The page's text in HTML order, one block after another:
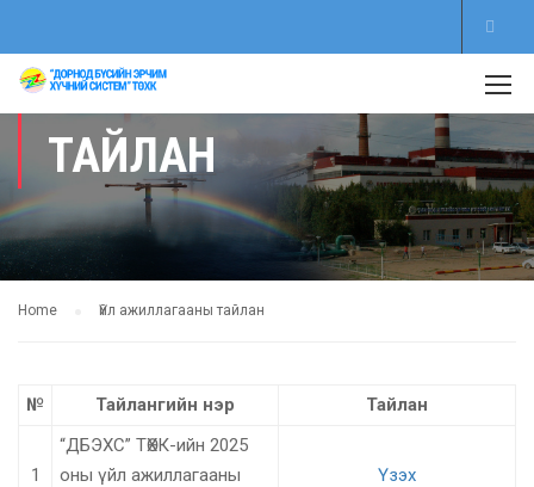
ҮЙЛ АЖИЛЛАГААНЫ
ТАЙЛАН
Home Үйл ажиллагааны тайлан
№ Тайлангийн нэр Тайлан
1
“ДБЭХС” ТӨХК-ийн 2025
оны үйл ажиллагааны
Үзэх